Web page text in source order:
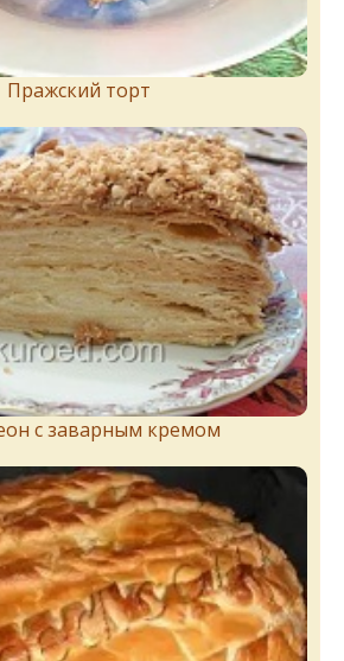
Пражский торт
с заварным кремом